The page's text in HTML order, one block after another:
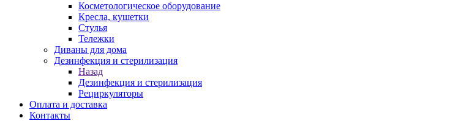
Косметологическое оборудование
Кресла, кушетки
Стулья
Тележки
Диваны для дома
Дезинфекция и стерилизация
Назад
Дезинфекция и стерилизация
Рециркуляторы
Оплата и доставка
Контакты